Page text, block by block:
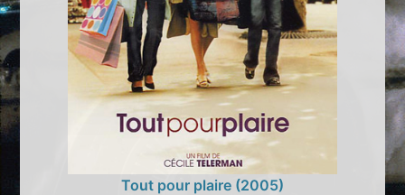
Tout pour plaire (2005)